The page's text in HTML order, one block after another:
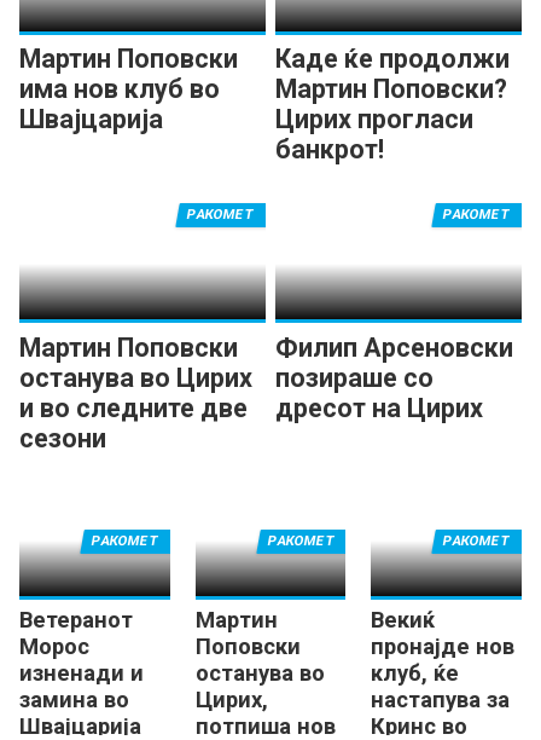
Мартин Поповски
има нов клуб во
Швајцарија
Каде ќе продолжи
Мартин Поповски?
Цирих прогласи
банкрот!
Мартин Поповски
останува во Цирих
и во следните две
сезони
РАКОМЕТ
Филип Арсеновски
позираше со
дресот на Цирих
РАКОМЕТ
Ветеранот
Морос
изненади и
замина во
Швајцарија
РАКОМЕТ
Мартин
Поповски
останува во
Цирих,
потпиша нов
РАКОМЕТ
Векиќ
пронајде нов
клуб, ќе
настапува за
Кринс во
РАКОМЕТ